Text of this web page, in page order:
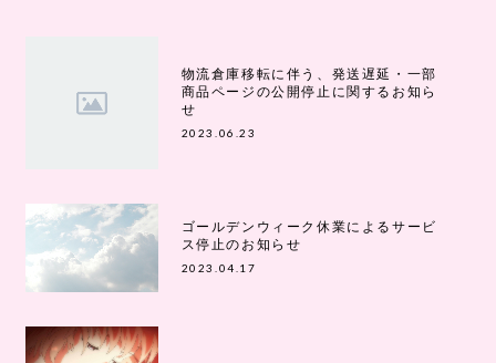
物流倉庫移転に伴う、発送遅延・一部
商品ページの公開停止に関するお知ら
せ
2023.06.23
ゴールデンウィーク休業によるサービ
ス停止のお知らせ
2023.04.17